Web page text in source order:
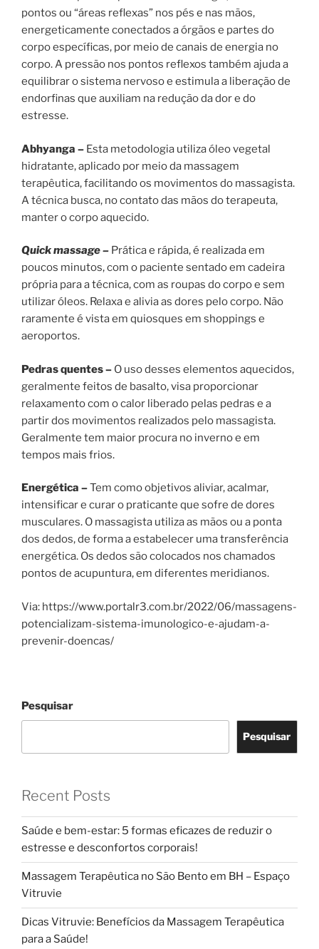
pontos ou “áreas reflexas” nos pés e nas mãos,
energeticamente conectados a órgãos e partes do
corpo específicas, por meio de canais de energia no
corpo. A pressão nos pontos reflexos também ajuda a
equilibrar o sistema nervoso e estimula a liberação de
endorfinas que auxiliam na redução da dor e do
estresse.
Abhyanga – Esta metodologia utiliza óleo vegetal
hidratante, aplicado por meio da massagem
terapêutica, facilitando os movimentos do massagista.
A técnica busca, no contato das mãos do terapeuta,
manter o corpo aquecido.
Quick massage – Prática e rápida, é realizada em
poucos minutos, com o paciente sentado em cadeira
própria para a técnica, com as roupas do corpo e sem
utilizar óleos. Relaxa e alivia as dores pelo corpo. Não
raramente é vista em quiosques em shoppings e
aeroportos.
Pedras quentes – O uso desses elementos aquecidos,
geralmente feitos de basalto, visa proporcionar
relaxamento com o calor liberado pelas pedras e a
partir dos movimentos realizados pelo massagista.
Geralmente tem maior procura no inverno e em
tempos mais frios.
Energética –Tem como objetivos aliviar, acalmar,
intensificar e curar o praticante que sofre de dores
musculares. O massagista utiliza as mãos ou a ponta
dos dedos, de forma a estabelecer uma transferência
energética. Os dedos são colocados nos chamados
pontos de acupuntura, em diferentes meridianos.
Via: https://www.portalr3.com.br/2022/06/massagens-
potencializam-sistema-imunologico-e-ajudam-a-
prevenir-doencas/
Pesquisar
Pesquisar
Recent Posts
Saúde e bem-estar: 5 formas eficazes de reduzir o
estresse e desconfortos corporais!
Massagem Terapêutica no São Bento em BH – Espaço
Vitruvie
Dicas Vitruvie: Benefícios da Massagem Terapêutica
para a Saúde!